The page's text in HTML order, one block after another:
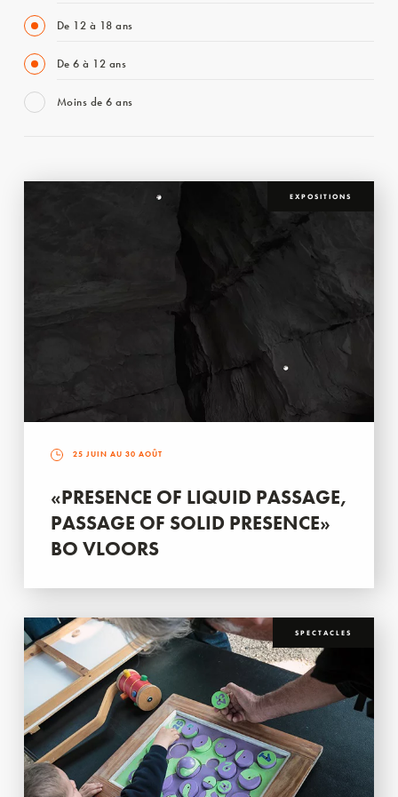
De 12 à 18 ans
De 6 à 12 ans
Moins de 6 ans
EXPOSITIONS
25 JUIN AU 30 AOÛT
«PRESENCE OF LIQUID PASSAGE,
PASSAGE OF SOLID PRESENCE»
BO VLOORS
SPECTACLES